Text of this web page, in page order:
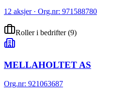
12 aksjer · Org.nr: 971588780
Roller i bedrifter(9)
MELLAHOLTET AS
Org.nr: 921063687